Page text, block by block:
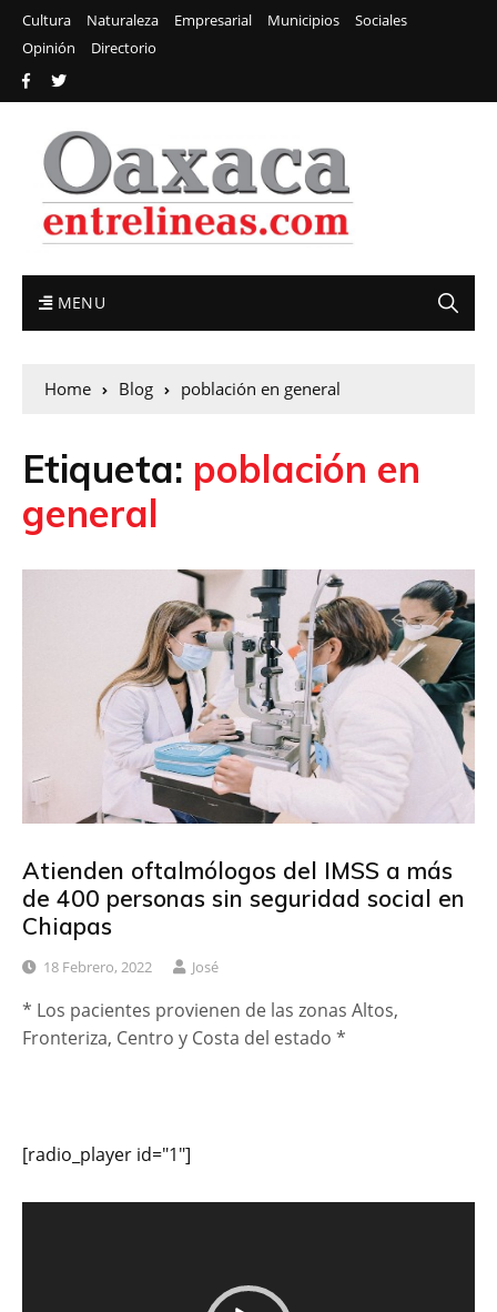
Cultura Naturaleza Empresarial Municipios
Sociales
Opinión
Directorio
MENU
Home Blog población en general
Etiqueta: población en
general
Atienden oftalmólogos del IMSS a más
de 400 personas sin seguridad social en
Chiapas
18 Febrero, 2022 José
* Los pacientes provienen de las zonas Altos,
Fronteriza, Centro y Costa del estado *
[radio_player id="1"]